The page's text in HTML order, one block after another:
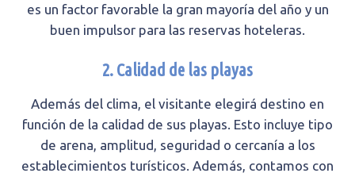
es un factor favorable la gran mayoría del año y un
buen impulsor para las reservas hoteleras.
2. Calidad de las playas
Además del clima, el visitante elegirá destino en
función de la calidad de sus playas. Esto incluye tipo
de arena, amplitud, seguridad o cercanía a los
establecimientos turísticos. Además, contamos con